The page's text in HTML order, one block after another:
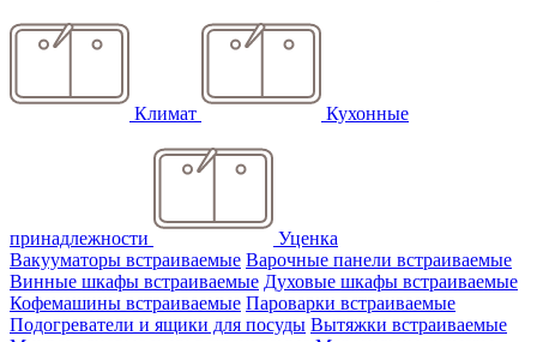
Климат Кухонные
принадлежности
Уценка
Вакууматоры встраиваемые Варочные панели встраиваемые
Винные шкафы встраиваемые Духовые шкафы встраиваемые
Кофемашины встраиваемые Пароварки встраиваемые
Подогреватели и ящики для посуды Вытяжки встраиваемые